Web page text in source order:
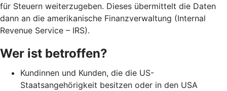
für Steuern weiterzugeben. Dieses übermittelt die Daten
dann an die amerikanische Finanzverwaltung (Internal
Revenue Service – IRS).
Wer ist betroffen?
Kundinnen und Kunden, die die US-
Staatsangehörigkeit besitzen oder in den USA